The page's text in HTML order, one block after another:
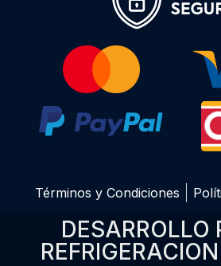
Términos y Condiciones
DESARROLLO